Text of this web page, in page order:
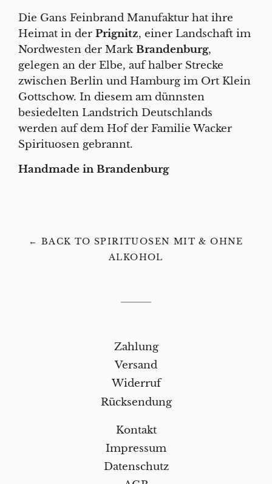
Die Gans Feinbrand Manufaktur hat ihre
Heimat in der Prignitz, einer Landschaft im
Nordwesten der MarkBrandenburg,
gelegen an der Elbe, auf halber Strecke
zwischen Berlin und Hamburg im Ort Klein
Gottschow. In diesem am dünnsten
besiedelten Landstrich Deutschlands
werden auf dem Hof der Familie Wacker
Spirituosen gebrannt.
Handmade in Brandenburg
← BACK TO SPIRITUOSEN MIT & OHNE
ALKOHOL
Zahlung
Versand
Widerruf
Rücksendung
Kontakt
Impressum
Datenschutz